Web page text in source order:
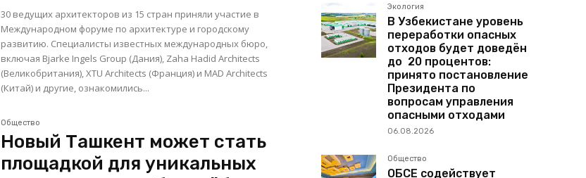
30 ведущих архитекторов из 15 стран приняли участие в
Международном форуме по архитектуре и городскому
развитию. Специалисты известных международных бюро,
включая Bjarke Ingels Group (Дания), Zaha Hadid Architects
(Великобритания), XTU Architects (Франция) и MAD Architects
(Китай) и другие, ознакомились...
Общество
Новый Ташкент может стать
площадкой для уникальных
Экология
В Узбекистане уровень
переработки опасных
отходов будет доведён
до 20 процентов:
принято постановление
Президента по
вопросам управления
опасными отходами
06.08.2026
Общество
ОБСЕ содействует